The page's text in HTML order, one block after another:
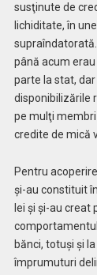
susţinute de
lichiditate, în
până acum
parte la stat,
disponibilizările
pe mulţi
credite de mică
Pentru
şi-au constituit
lei şi şi-au creat
bănci, totuşi şi
împrumuturi